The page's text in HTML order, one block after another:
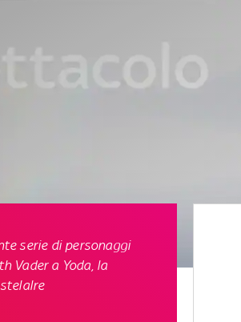
serie di personaggi
Vader a Yoda, la